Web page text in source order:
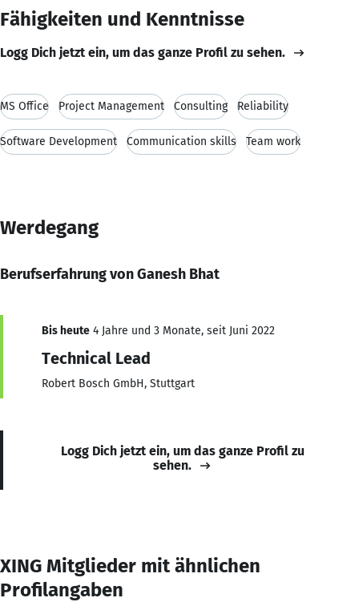
Fähigkeiten und Kenntnisse
Logg Dich jetzt ein, um das ganze Profil zu sehen.
MS Office Project Management Consulting Reliability
Software Development Communication skills Team work
Werdegang
Berufserfahrung von Ganesh Bhat
Bis heute 4 Jahre und 3 Monate, seit Juni 2022
Technical Lead
Robert Bosch GmbH, Stuttgart
Logg Dich jetzt ein, um das ganze Profil zu
sehen.
XING Mitglieder mit ähnlichen
Profilangaben